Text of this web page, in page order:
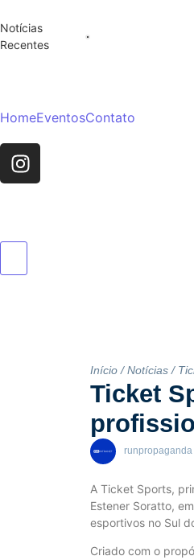
Notícias
Recentes
HomeEventosContato
Início / Notícias /
Ticket
runpropaganda
A Ticket Sports,
Estener Soratto,
esportivos no Sul
Criado com o